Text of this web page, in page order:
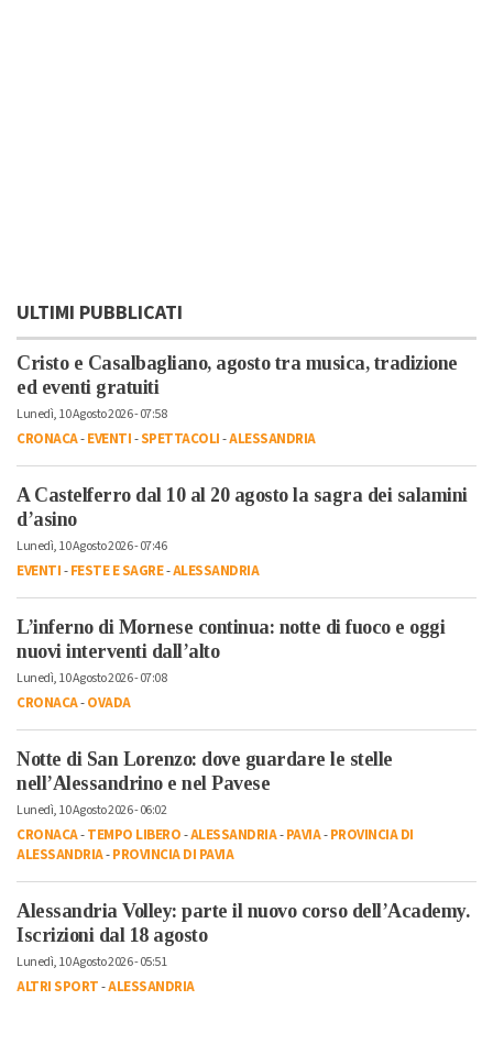
ULTIMI PUBBLICATI
Cristo e Casalbagliano, agosto tra musica, tradizione
ed eventi gratuiti
Lunedì, 10 Agosto 2026 - 07:58
CRONACA-EVENTI-SPETTACOLI-ALESSANDRIA
A Castelferro dal 10 al 20 agosto la sagra dei salamini
d’asino
Lunedì, 10 Agosto 2026 - 07:46
EVENTI-FESTE E SAGRE-ALESSANDRIA
L’inferno di Mornese continua: notte di fuoco e oggi
nuovi interventi dall’alto
Lunedì, 10 Agosto 2026 - 07:08
CRONACA-OVADA
Notte di San Lorenzo: dove guardare le stelle
nell’Alessandrino e nel Pavese
Lunedì, 10 Agosto 2026 - 06:02
CRONACA-TEMPO LIBERO-ALESSANDRIA-PAVIA-PROVINCIA DI
ALESSANDRIA-PROVINCIA DI PAVIA
Alessandria Volley: parte il nuovo corso dell’Academy.
Iscrizioni dal 18 agosto
Lunedì, 10 Agosto 2026 - 05:51
ALTRI SPORT-ALESSANDRIA